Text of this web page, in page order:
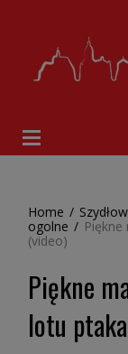
Home /
ogolne /
(video)
Piękne
lotu